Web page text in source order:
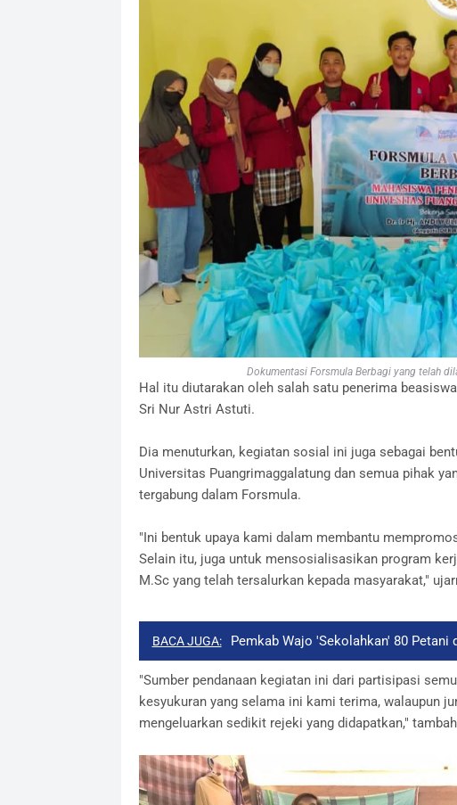
Dokumentasi Forsmula Berbagi yang telah
Hal itu diutarakan oleh salah satu penerima
Sri Nur Astri Astuti.
Dia menuturkan, kegiatan sosial ini juga sebagai
Universitas Puangrimaggalatung dan semua pihak
tergabung dalam Forsmula.
"Ini bentuk upaya kami dalam membantu
Selain itu, juga untuk mensosialisasikan program
M.Sc yang telah tersalurkan kepada masyarakat,"
BACA JUGA: Pemkab Wajo 'Sekolahkan' 80 Petani
"Sumber pendanaan kegiatan ini dari partisipasi
kesyukuran yang selama ini kami terima, walaupun
mengeluarkan sedikit rejeki yang didapatkan,"